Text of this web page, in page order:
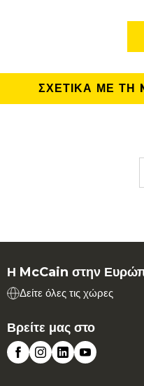
ΣΧΕΤΙΚΑ ΜΕ ΤΗ
Η McCain στην
Δείτε όλες τις χώρες
Βρείτε μας στο